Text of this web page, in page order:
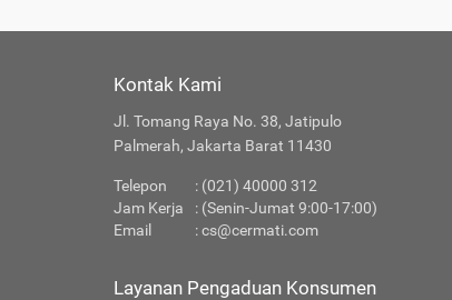
Kontak Kami
Jl. Tomang Raya No. 38, Jatipulo
Palmerah, Jakarta Barat 11430
Telepon
: (021) 40000 312
Jam Kerja
: (Senin-Jumat 9:00-17:00)
Email
:cs@cermati.com
Layanan Pengaduan Konsumen